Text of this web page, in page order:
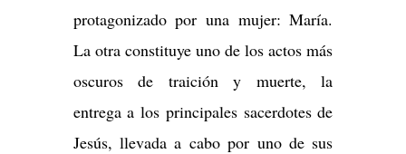
protagonizado por una mujer: María.
La otra constituye uno de los actos más
oscuros de traición y muerte, la
entrega a los principales sacerdotes de
Jesús, llevada a cabo por uno de sus